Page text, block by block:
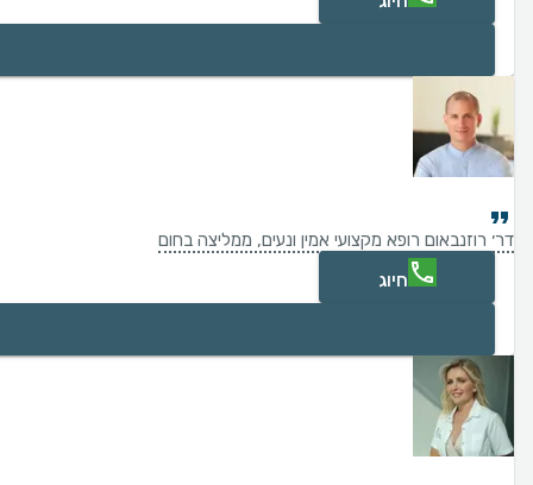
דר׳ רוזנבאום רופא מקצועי אמין ונעים, ממליצה בחום
חיוג